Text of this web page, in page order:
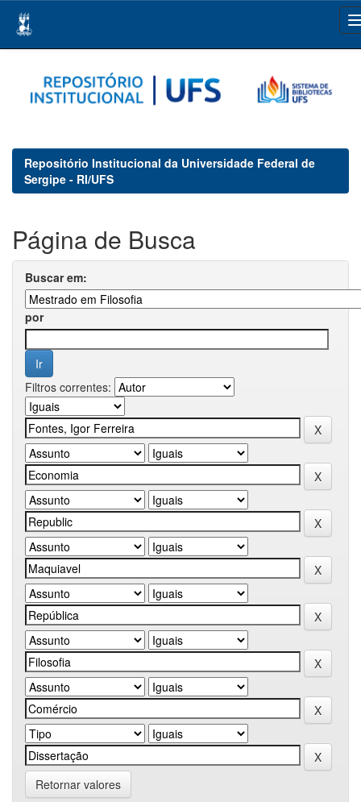
navigation
Repositório Institucional da Universidade Federal de
Sergipe - RI/UFS
Página de Busca
Buscar em:
por
Filtros correntes:
Retornar valores